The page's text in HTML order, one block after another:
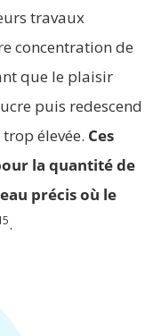
travaux
concentration de
que le plaisir
puis redescend
élevée. Ces
la quantité de
précis où le
.